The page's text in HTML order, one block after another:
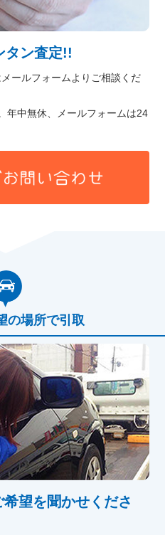
タン査定!!
ールフォームよりご相談くだ
年中無休、メールフォームは24
の場所で引取
望を聞かせくださ